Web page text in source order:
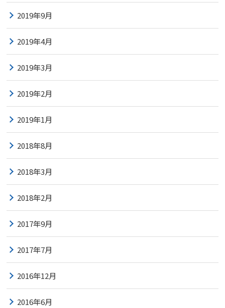
2019年9月
2019年4月
2019年3月
2019年2月
2019年1月
2018年8月
2018年3月
2018年2月
2017年9月
2017年7月
2016年12月
2016年6月